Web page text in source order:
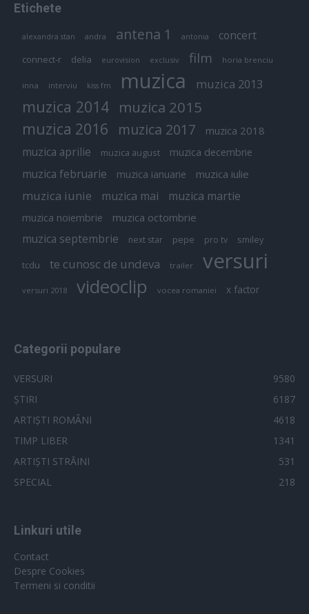
Etichete
alexandra stan andra antena 1 antonia concert
connect-r delia eurovision exclusiv film horia brenciu
inna interviu kiss fm muzica muzica 2013
muzica 2014 muzica 2015
muzica 2016 muzica 2017 muzica 2018
muzica aprilie muzica august muzica decembrie
muzica februarie muzica ianuarie muzica iulie
muzica iunie muzica mai muzica martie
muzica noiembrie muzica octombrie
muzica septembrie next star pepe pro tv smiley
tcdu te cunosc de undeva trailer versuri
versuri 2018 videoclip vocea romaniei x factor
Categorii populare
VERSURI
9580
ȘTIRI
6187
ARTIȘTI ROMÂNI
4618
TIMP LIBER
1341
ARTIȘTI STRĂINI
531
SPECIAL
218
Linkuri utile
Contact
Despre Cookies
Termeni si conditii